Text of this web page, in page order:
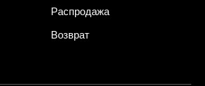
Распродажа
Возврат